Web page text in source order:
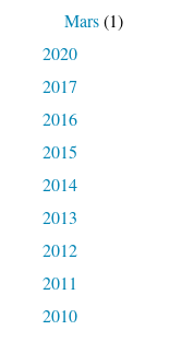
Mars(1)
2020
2017
2016
2015
2014
2013
2012
2011
2010